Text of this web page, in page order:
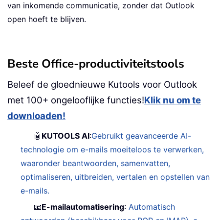
van inkomende communicatie, zonder dat Outlook
open hoeft te blijven.
Beste Office-productiviteitstools
Beleef de gloednieuwe Kutools voor Outlook
met 100+ ongelooflijke functies!Klik nu om te
downloaden!
🤖 KUTOOLS AI:Gebruikt geavanceerde AI-
technologie om e-mails moeiteloos te verwerken,
waaronder beantwoorden, samenvatten,
optimaliseren, uitbreiden, vertalen en opstellen van
e-mails.
📧E-mailautomatisering:Automatisch